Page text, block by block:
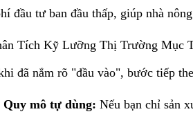
đầu tư ban đầu thấp, giúp nhà
Tích Kỹ Lưỡng Thị Trường Mục
đã nắm rõ "đầu vào", bước tiếp
Quy mô tự dùng: Nếu bạn chỉ sản